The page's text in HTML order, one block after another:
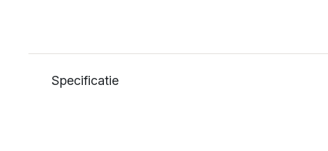
Specificatie